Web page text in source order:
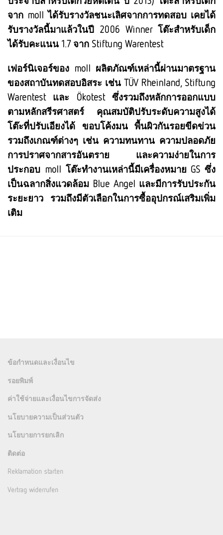
จาก moll ได้รับรางวัลชนะเลิศจากการทดสอบ เคยได้
รับรางวัลนี้มาแล้วในปี 2006 Winner โต๊ะสำหรับเด็ก
ได้รับคะแนน 1.7 จาก Stiftung Warentest
เฟอร์นิเจอร์ของ moll ผลิตภัณฑ์เหล่านี้ผ่านมาตรฐาน
ของสถาบันทดสอบอิสระ เช่น TÜV Rheinland, Stiftung
Warentest และ Ökotest ซึ่งรวมถึงหลักการออกแบบ
ตามหลักสรีรศาสตร์ คุณสมบัติปรับระดับความสูงได้
โต๊ะที่ปรับเอียงได้ ขอบโค้งมน พื้นผิวกันรอยขีดข่วน
รวมถึงเกณฑ์ต่างๆ เช่น ความทนทาน ความปลอดภัย
การปราศจากสารอันตราย และความง่ายในการ
ประกอบ moll โต๊ะทำงานเหล่านี้มีเครื่องหมาย GS ซึ่ง
เป็นฉลากสิ่งแวดล้อม Blue Angel และมีการรับประกัน
ระยะยาว รวมถึงมีตัวเลือกในการซื้ออุปกรณ์เสริมเพิ่ม
เติม
ข้อกำหนดและเงื่อนไข
รอยพิมพ์
ค่าใช้จ่ายและเงื่อนไขการจัดส่ง
นโยบายความเป็นส่วนตัว
นโยบายการยกเลิก
ติดต่อ
Reklamation starten
Vertrag widerrufen